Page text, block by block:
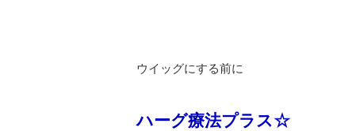
ウイッグにする前に
ハーグ療法プラス☆